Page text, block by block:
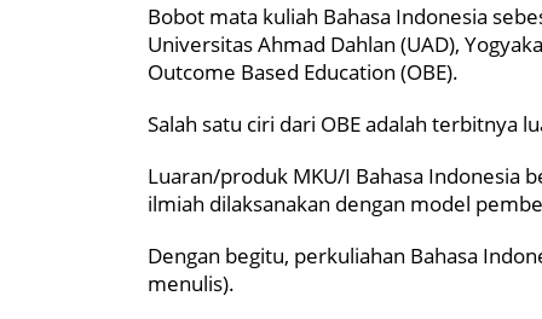
Bobot mata kuliah Bahasa Indonesia
Universitas Ahmad Dahlan (UAD),
Outcome Based Education (OBE).
Salah satu ciri dari OBE adalah terbitnya
Luaran/produk MKU/I Bahasa Indonesia
ilmiah dilaksanakan dengan model
Dengan begitu, perkuliahan Bahasa
menulis).